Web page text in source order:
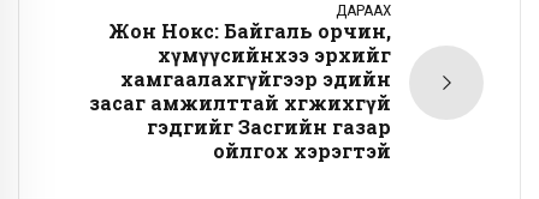
ДАРААХ
Жон Нокс: Байгаль орчин,
хүмүүсийнхээ эрхийг
хамгаалахгүйгээр эдийн
засаг амжилттай хөгжихгүй
гэдгийг Засгийн газар
ойлгох хэрэгтэй